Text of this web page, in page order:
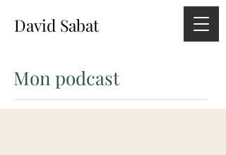
David Sabat
Mon podcast